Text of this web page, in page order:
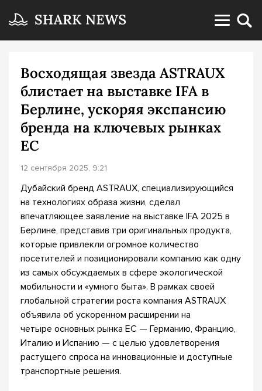
Восходящая звезда ASTRAUX
блистает на выставке IFA в
Берлине, ускоряя экспансию
бренда на ключевых рынках
ЕС
12 сентября 2025, 9:21
Дубайский бренд ASTRAUX, специализирующийся
на технологиях образа жизни, сделал
впечатляющее заявление на выставке IFA 2025 в
Берлине, представив три оригинальных продукта,
которые привлекли огромное количество
посетителей и позиционировали компанию как одну
из самых обсуждаемых в сфере экологической
мобильности и «умного быта». В рамках своей
глобальной стратегии роста компания ASTRAUX
объявила об ускоренном расширении на
четыре основных рынка ЕС — Германию, Францию,
Италию и Испанию — с целью удовлетворения
растущего спроса на инновационные и доступные
транспортные решения.